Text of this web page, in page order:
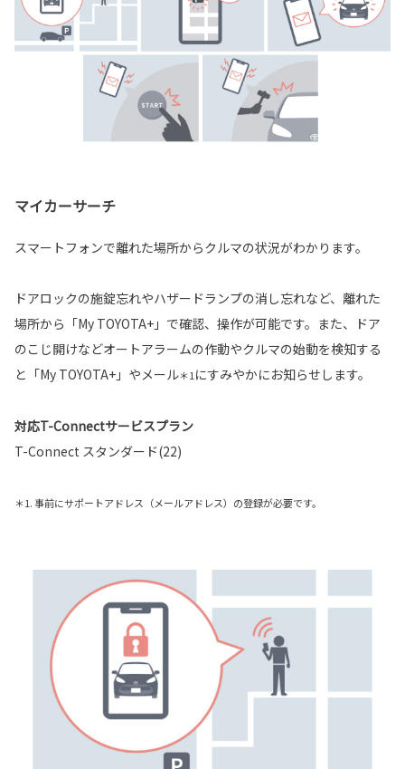
マイカーサーチ
スマートフォンで離れた場所からクルマの状況がわかります。
ドアロックの施錠忘れやハザードランプの消し忘れなど、離れた
場所から「My TOYOTA+」で確認、操作が可能です。また、ドア
のこじ開けなどオートアラームの作動やクルマの始動を検知する
と「My TOYOTA+」やメール＊1 にすみやかにお知らせします。
対応T-Connectサービスプラン
T-Connect スタンダード(22)
＊1. 事前にサポートアドレス（メールアドレス）の登録が必要です。